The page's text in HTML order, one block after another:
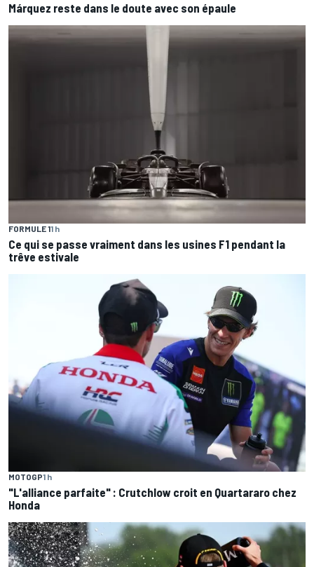
Márquez reste dans le doute avec son épaule
FORMULE 11 h
Ce qui se passe vraiment dans les usines F1 pendant la
trêve estivale
MOTOGP1 h
"L'alliance parfaite" : Crutchlow croit en Quartararo chez
Honda